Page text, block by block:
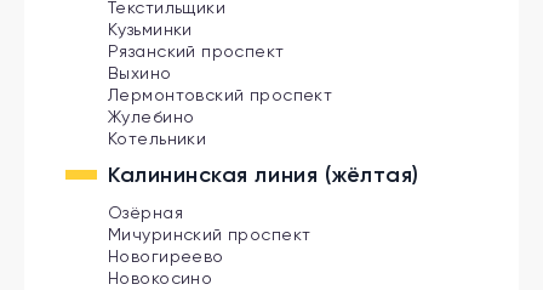
Текстильщики
Кузьминки
Рязанский проспект
Выхино
Лермонтовский проспект
Жулебино
Котельники
Калининская линия (жёлтая)
Озёрная
Мичуринский проспект
Новогиреево
Новокосино